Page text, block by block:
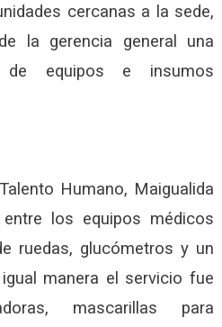
cercanas a la sede,
la gerencia general una
de equipos e insumos
Humano, Maigualida
los equipos médicos
ruedas, glucómetros y un
manera el servicio fue
mascarillas para